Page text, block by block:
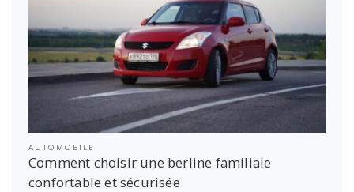
AUTOMOBILE
Comment choisir une berline familiale
confortable et sécurisée